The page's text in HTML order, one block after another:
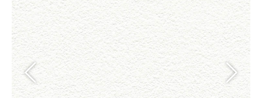
カーテン
床材
ブランド・コレクション
Lilycolor Coordinate 着せ替えシミュレーション
カタログ一覧 トップ
壁紙
カーテン
サステナブル商品
施工事例
施工事例 トップ
医療・福祉施設
ホテル・オフィス・店舗
リリカラノート